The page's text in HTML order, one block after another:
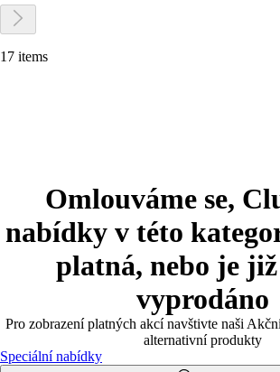
17 items
Omlouváme se,
nabídky v této
platná, nebo je
vyprodáno
Pro zobrazení platných akcí navštivte naši
alternativní produkty
Speciální nabídky